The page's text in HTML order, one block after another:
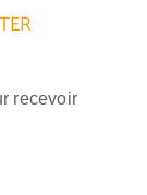
recevoir